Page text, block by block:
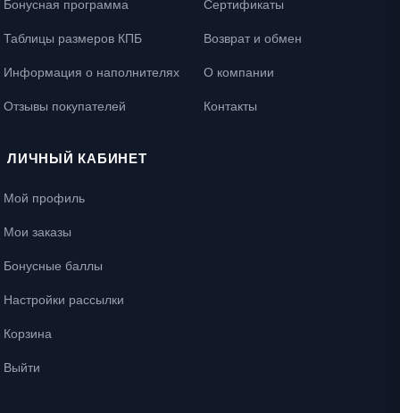
Бонусная программа
Таблицы размеров КПБ
Информация о наполнителях
Отзывы покупателей
Сертификаты
Возврат и обмен
О компании
Контакты
ЛИЧНЫЙ КАБИНЕТ
Мой профиль
Мои заказы
Бонусные баллы
Настройки рассылки
Корзина
Выйти